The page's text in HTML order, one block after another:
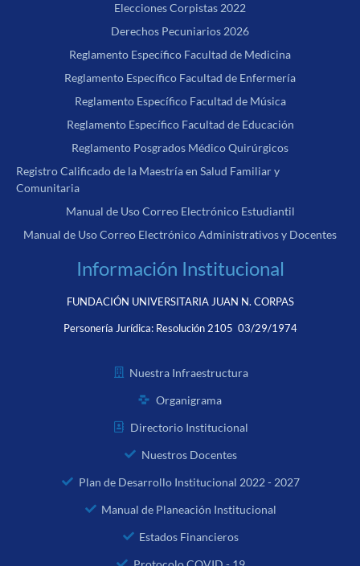
Elecciones Corpistas 2022
Derechos Pecuniarios 2026
Reglamento Específico Facultad de Medicina
Reglamento Específico Facultad de Enfermería
Reglamento Específico Facultad de Música
Reglamento Específico Facultad de Educación
Reglamento Posgrados Médico Quirúrgicos
Registro Calificado de la Maestría en Salud Familiar y
Comunitaria
Manual de Uso Correo Electrónico Estudiantil
Manual de Uso Correo Electrónico Administrativos y Docentes
Información Institucional
FUNDACIÓN UNIVERSITARIA JUAN N. CORPAS
Personería Jurídica: Resolución 2105 03/29/1974
Nuestra Infraestructura
Organigrama
Directorio Institucional
Nuestros Docentes
Plan de Desarrollo Institucional 2022 - 2027
Manual de Planeación Institucional
Estados Financieros